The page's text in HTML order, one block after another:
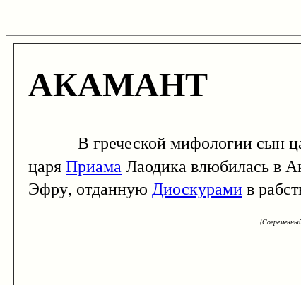
АКАМАНТ
В греческой мифологии сын
царяПриамаЛаодика влюбилась в
Эфру, отданную Диоскурамив